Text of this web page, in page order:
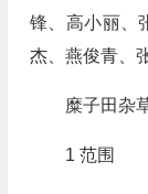
锋、高小丽、
杰、燕俊青、
糜子田杂
1 范围